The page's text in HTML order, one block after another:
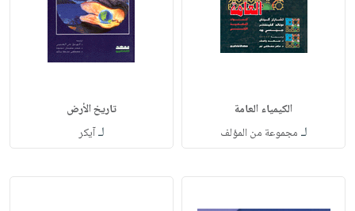
الكيمياء العامة
لـ مجموعة من المؤلف
تاريخ الأرض
لـآيكر